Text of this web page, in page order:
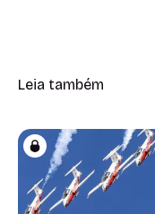
Leia também